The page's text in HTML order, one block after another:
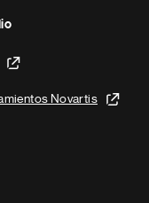
Novartis